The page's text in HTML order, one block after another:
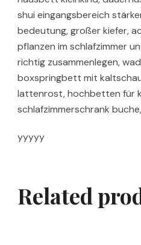
shui eingangsbereich
bedeutung, großer kiefer,
pflanzen im schlafzimmer
richtig zusammenlegen,
boxspringbett mit
lattenrost, hochbetten für
schlafzimmerschrank
yyyyy
Related